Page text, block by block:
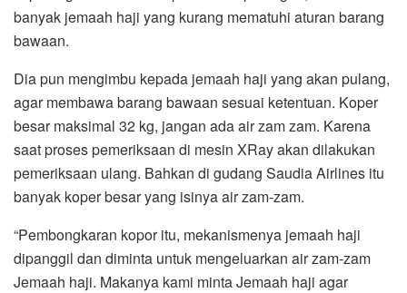
banyak jemaah haji yang kurang mematuhi aturan barang
bawaan.
Dia pun mengimbu kepada jemaah haji yang akan pulang,
agar membawa barang bawaan sesuai ketentuan. Koper
besar maksimal 32 kg, jangan ada air zam zam. Karena
saat proses pemeriksaan di mesin XRay akan dilakukan
pemeriksaan ulang. Bahkan di gudang Saudia Airlines itu
banyak koper besar yang isinya air zam-zam.
“Pembongkaran kopor itu, mekanismenya jemaah haji
dipanggil dan diminta untuk mengeluarkan air zam-zam
Jemaah haji. Makanya kami minta Jemaah haji agar